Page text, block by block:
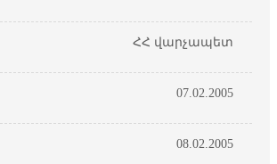
ՀՀ վարչապետ
07.02.2005
08.02.2005